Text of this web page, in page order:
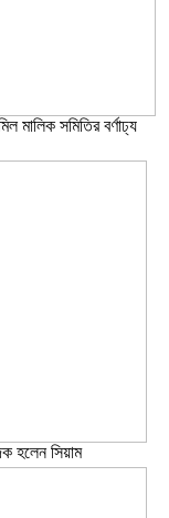
মালিক সমিতির বর্ণাঢ্য
হলেন সিয়াম